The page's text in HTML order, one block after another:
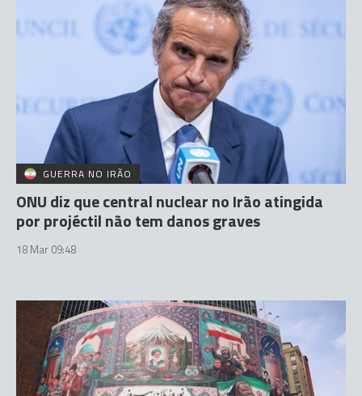
GUERRA NO IRÃO
ONU diz que central nuclear no Irão atingida
por projéctil não tem danos graves
18 Mar 09:48